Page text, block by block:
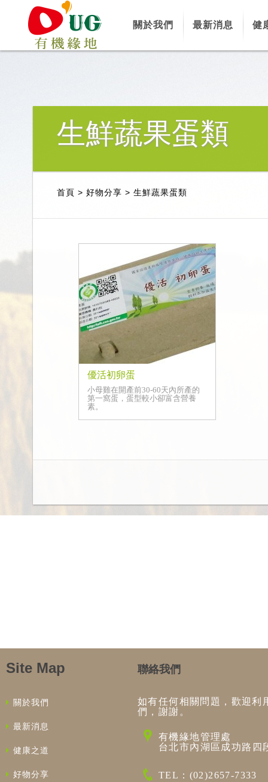
關於我們 最新消息 健
生鮮蔬果蛋類
首頁 > 好物分享 > 生鮮蔬果蛋類
優活初卵蛋
小母雞在開產前30-60天內所產的
第一窩蛋，蛋型較小卻富含營養
素。
Site Map
關於我們
最新消息
健康之道
好物分享
聯絡我們
如有任何相關問題，歡迎利
們，謝謝。
有機緣地管理處
台北市內湖區成功路四
TEL：(02)2657-7333